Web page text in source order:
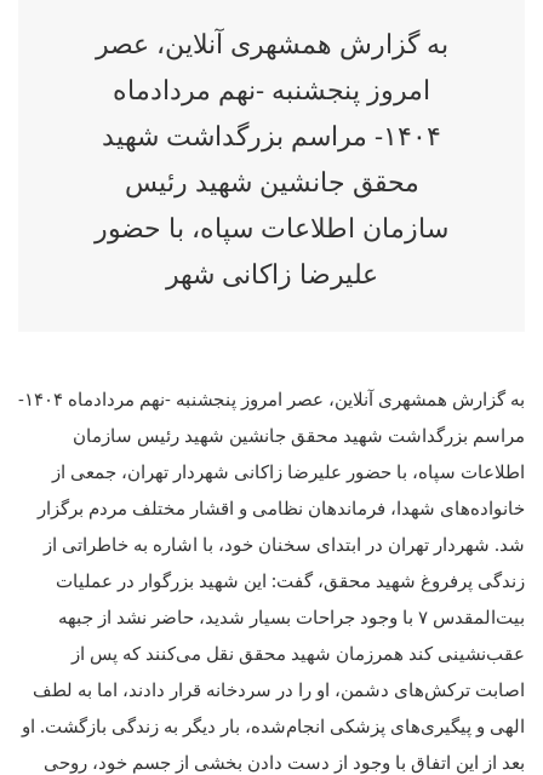
به گزارش همشهری آنلاین، عصر
امروز پنجشنبه -نهم مردادماه
۱۴۰۴- مراسم بزرگداشت شهید
محقق جانشین شهید رئیس
سازمان اطلاعات سپاه، با حضور
علیرضا زاکانی شهر
به گزارش همشهری آنلاین، عصر امروز پنجشنبه -نهم مردادماه ۱۴۰۴-
مراسم بزرگداشت شهید محقق جانشین شهید رئیس سازمان
اطلاعات سپاه، با حضور علیرضا زاکانی شهردار تهران، جمعی از
خانواده‌های شهدا، فرماندهان نظامی و اقشار مختلف مردم برگزار
شد. شهردار تهران در ابتدای سخنان خود، با اشاره به خاطراتی از
زندگی پرفروغ شهید محقق، گفت: این شهید بزرگوار در عملیات
بیت‌المقدس ۷ با وجود جراحات بسیار شدید، حاضر نشد از جبهه
عقب‌نشینی کند همرزمان شهید محقق نقل می‌کنند که پس از
اصابت ترکش‌های دشمن، او را در سردخانه قرار دادند، اما به لطف
الهی و پیگیری‌های پزشکی انجام‌شده، بار دیگر به زندگی بازگشت. او
بعد از این اتفاق با وجود از دست دادن بخشی از جسم خود، روحی